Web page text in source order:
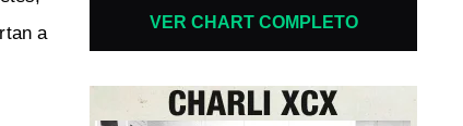
a
VER CHART COMPLETO